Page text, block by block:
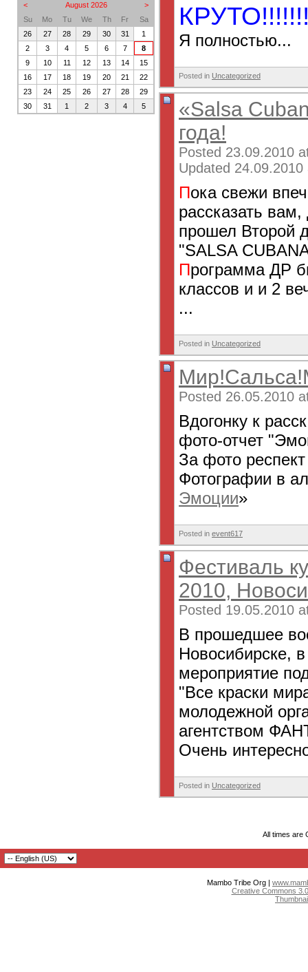
Я полностью...
Posted in Uncategorized
«Salsa
года!
Posted 23.09.2010
Updated
Пока свежи
рассказать
прошел Второй
"SALSA
Программа ДР
классов и и 2
...
Posted in Uncategorized
Posted 26.05.2010
Вдогонку к
фото-отчет
За фото
Фотографии в
Эмоции»
Posted in event617
Фестиваль
2010,
Posted 19.05.2010
В прошедшее
Новосибирске,
мероприятие
"Все краски
молодежной
агентством
Очень
Posted in Uncategorized
<
>
August 2026
Su
Mo Tu We Th Fr
Sa
26
27 28 29 30 31
1
2
3 4 5 6 7
8
9
10 11 12 13 14
15
16
17 18 19 20 21
22
23
24 25 26 27 28
29
30
31 1 2 3 4 5
All times are
Mambo Tribe Org |
Creative Commons